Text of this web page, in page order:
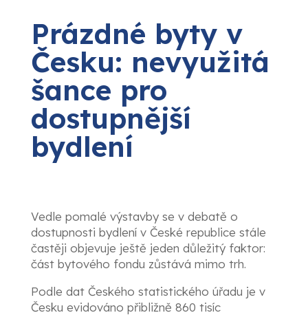
Prázdné byty v
Česku: nevyužitá
šance pro
dostupnější
bydlení
Vedle pomalé výstavby se v debatě o
dostupnosti bydlení v České republice stále
častěji objevuje ještě jeden důležitý faktor:
část bytového fondu zůstává mimo trh.
Podle dat Českého statistického úřadu je v
Česku evidováno přibližně 860 tisíc